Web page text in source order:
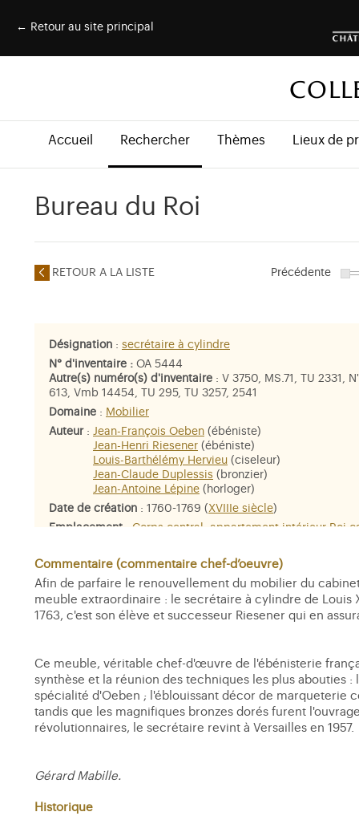
← Retour au site principal
Accueil Rechercher Thèmes Lieux de
Bureau du Roi
RETOUR A LA LISTE Précédente
Désignation : secrétaire à cylindre
N° d'inventaire : OA 5444
Autre(s) numéro(s) d'inventaire : V 3750, MS.71, TU 2331,
613, Vmb 14454, TU 295, TU 3257, 2541
Domaine : Mobilier
Auteur: Jean-François Oeben (ébéniste)
Jean-Henri Riesener (ébéniste)
Louis-Barthélémy Hervieu (ciseleur)
Jean-Claude Duplessis (bronzier)
Jean-Antoine Lépine (horloger)
Date de création : 1760-1769 ( XVIIIe siècle)
Emplacement
Corps central, appartement intérieur Roi
Dimensions: H. 146 ; L. 190,8 ; Pr. 101 cm. Pds. 450 kgs
Matière et technique: Bâti : chêne. Placage : bois de
plus une vingtaine de bois exotiques et indigènes non
Bronzes dorés ; cuir ; porcelaine de Sèvres ; émail ; verre.
Commentaire (commentaire chef-d’oeuvre)
Afin de parfaire le renouvellement du mobilier du
meuble extraordinaire : le secrétaire à cylindre de Louis
1763, c'est son élève et successeur Riesener qui en
Ce meuble, véritable chef-d'œuvre de l'ébénisterie
synthèse et la réunion des techniques les plus abouties
spécialité d'Oeben ; l'éblouissant décor de marqueterie
tandis que les magnifiques bronzes dorés furent
révolutionnaires, le secrétaire revint à Versailles en 1957.
Gérard Mabille.
Historique